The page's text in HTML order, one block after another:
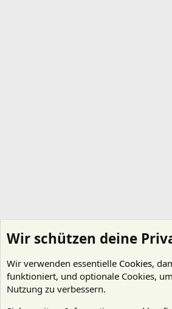
Wir schützen deine
Wir verwenden essentielle Cookies,
funktioniert, und optionale Cookies,
Nutzung zu verbessern.